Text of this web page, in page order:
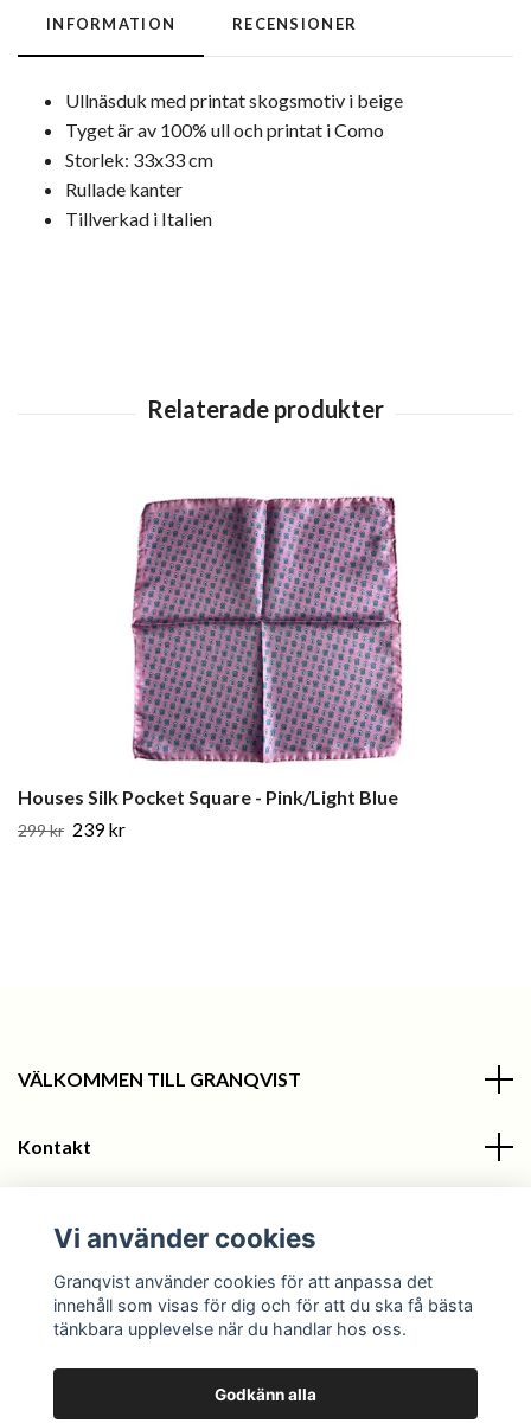
INFORMATION RECENSIONER
Ullnäsduk med printat skogsmotiv i beige
Tyget är av 100% ull och printat i Como
Storlek: 33x33 cm
Rullade kanter
Tillverkad i Italien
Houses Silk Pocket Square - Pink/Light Blue
299 kr 239 kr
VÄLKOMMEN TILL GRANQVIST
Kontakt
Sociala medier
Vi använder cookies
Granqvist använder cookies för att anpassa det
innehåll som visas för dig och för att du ska få bästa
tänkbara upplevelse när du handlar hos oss.
Godkänn alla